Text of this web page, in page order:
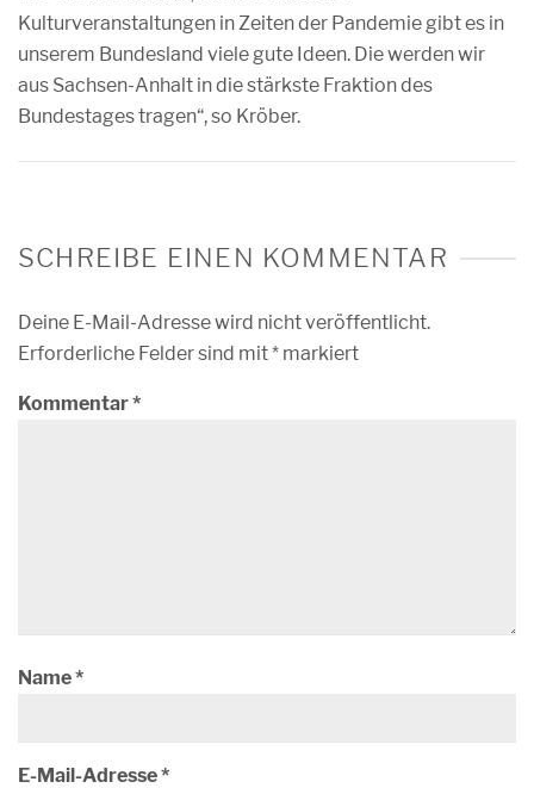
Kulturveranstaltungen in Zeiten der Pandemie gibt es in
unserem Bundesland viele gute Ideen. Die werden wir
aus Sachsen-Anhalt in die stärkste Fraktion des
Bundestages tragen“, so Kröber.
SCHREIBE EINEN KOMMENTAR
Deine E-Mail-Adresse wird nicht veröffentlicht.
Erforderliche Felder sind mit* markiert
Kommentar*
Name*
E-Mail-Adresse*